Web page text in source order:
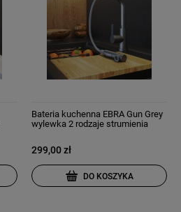
Bateria kuchenna EBRA Gun Grey
wylewka 2 rodzaje strumienia
299,00 zł
DO KOSZYKA